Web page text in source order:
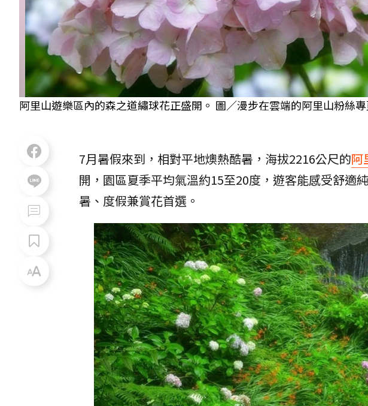
阿里山遊樂區內的森之道繡球花正盛開。 圖／漫步在雲端的阿里山粉絲專
7月暑假來到，相對平地燠熱酷暑，海拔2216公尺的阿
開，園區夏季平均氣溫約15至20度，遊客能感受舒適
暑、度假兼賞花首選。